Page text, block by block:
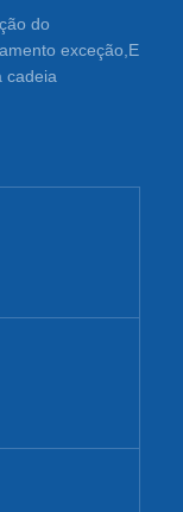
do
exceção,E
cadeia